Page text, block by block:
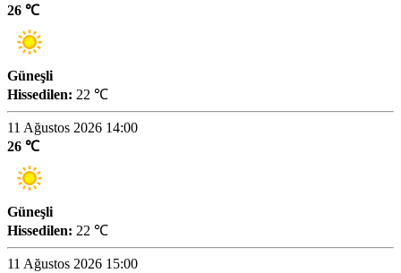
26 ℃
Güneşli
Hissedilen: 22 ℃
11 Ağustos 2026 14:00
26 ℃
Güneşli
Hissedilen: 22 ℃
11 Ağustos 2026 15:00